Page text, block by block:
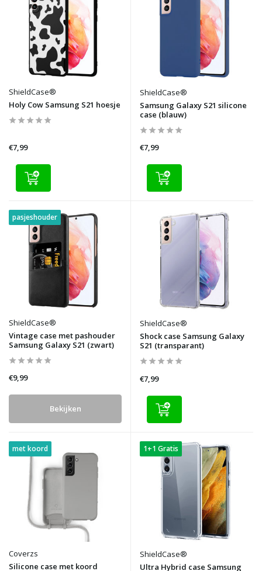
ShieldCase®
Holy Cow Samsung S21 hoesje
€7,99
ShieldCase®
Samsung Galaxy S21 silicone
case (blauw)
€7,99
pasjeshouder
ShieldCase®
Vintage case met pashouder
Samsung Galaxy S21 (zwart)
€9,99
Bekijken
ShieldCase®
Shock case Samsung Galaxy
S21 (transparant)
€7,99
met koord
Coverzs
Silicone case met koord
1+1 Gratis
ShieldCase®
Ultra Hybrid case Samsung